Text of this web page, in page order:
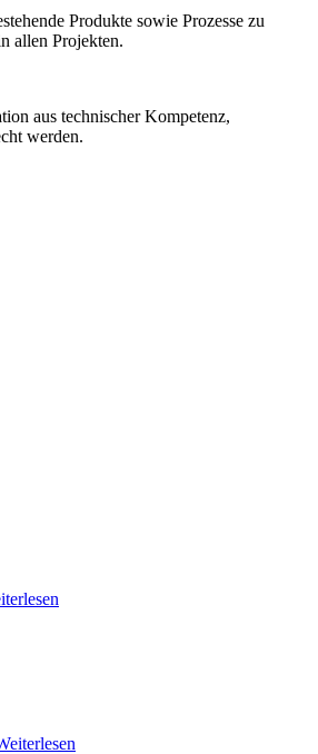
Produkte sowie Prozesse zu
allen Projekten.
aus technischer Kompetenz,
werden.